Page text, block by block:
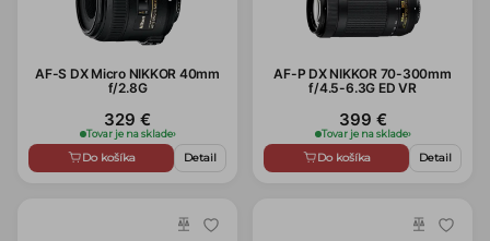
AF-S DX Micro NIKKOR 40mm
f/2.8G
329 €
Tovar je na sklade›
Do košíka Detail
AF-P DX NIKKOR 70-300mm
f/4.5-6.3G ED VR
399 €
Tovar je na sklade›
Do košíka Detail